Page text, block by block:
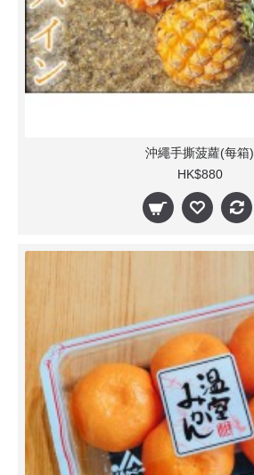
沖繩手撕菠蘿(每箱)
HK$880